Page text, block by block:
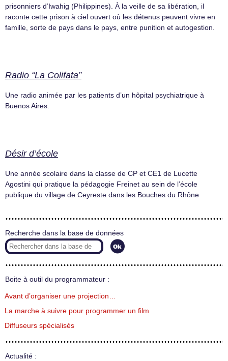
prisonniers d’Iwahig (Philippines). À la veille de sa libération, il
raconte cette prison à ciel ouvert où les détenus peuvent vivre en
famille, sorte de pays dans le pays, entre punition et autogestion.
Radio “La Colifata”
Une radio animée par les patients d’un hôpital psychiatrique à
Buenos Aires.
Désir d’école
Une année scolaire dans la classe de CP et CE1 de Lucette
Agostini qui pratique la pédagogie Freinet au sein de l’école
publique du village de Ceyreste dans les Bouches du Rhône
Recherche dans la base de données
Boite à outil du programmateur :
Avant d’organiser une projection…
La marche à suivre pour programmer un film
Diffuseurs spécialisés
Actualité :